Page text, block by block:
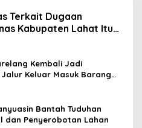
Terkait Dugaan
Kabupaten Lahat Itu
Kembali Jadi
Keluar Masuk Barang
Nama Berinisial WL
Bantah Tuduhan
dan Penyerobotan Lahan